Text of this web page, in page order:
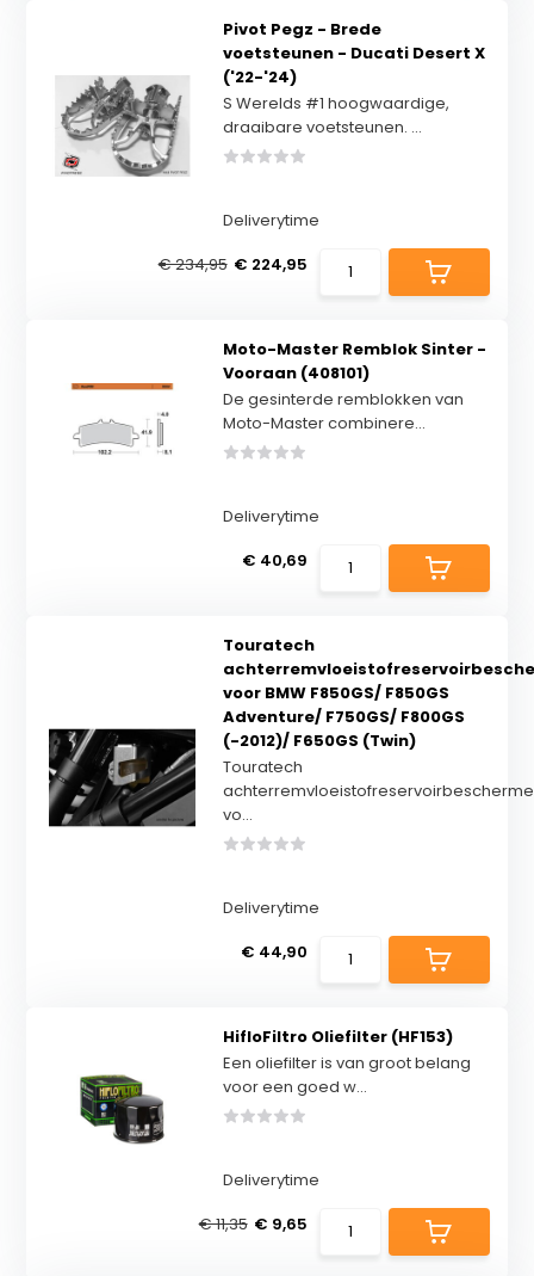
Pivot Pegz - Brede
voetsteunen - Ducati Desert X
('22-'24)
S Werelds #1 hoogwaardige,
draaibare voetsteunen. ...
Deliverytime
€ 234,95 € 224,95
Moto-Master Remblok Sinter -
Vooraan (408101)
De gesinterde remblokken van
Moto-Master combinere...
Deliverytime
€ 40,69
Touratech
voor BMW F850GS/ F850GS
Adventure/ F750GS/ F800GS
(-2012)/ F650GS (Twin)
Touratech
vo...
Deliverytime
€ 44,90
HifloFiltro Oliefilter (HF153)
Een oliefilter is van groot belang
voor een goed w...
Deliverytime
€ 11,35 € 9,65